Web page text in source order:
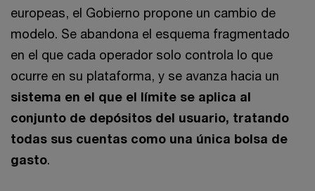
europeas, el Gobierno propone un cambio de
modelo. Se abandona el esquema fragmentado
en el que cada operador solo controla lo que
ocurre en su plataforma, y se avanza hacia un
sistema en el que el límite se aplica al
conjunto de depósitos del usuario, tratando
todas sus cuentas como una única bolsa de
gasto.